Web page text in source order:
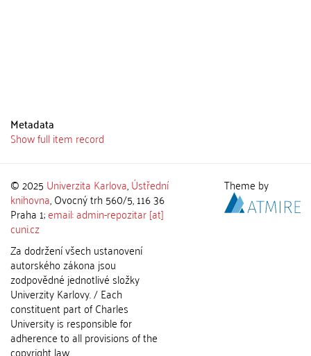
Metadata
Show full item record
© 2025 Univerzita Karlova,Ústřední
knihovna, Ovocný trh 560/5, 116 36
Praha 1;email: admin-repozitar [at]
cuni.cz
Za dodržení všech ustanovení
autorského zákona jsou
zodpovědné jednotlivé složky
Univerzity Karlovy. / Each
constituent part of Charles
University is responsible for
adherence to all provisions of the
copyright law.
Theme by